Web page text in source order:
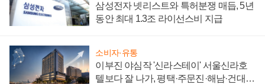
삼성전자 넷리스트와 특허분쟁 매듭, 5년
동안 최대 1.3조 라이선스비 지급
소비자·유통
이부진 야심작 '신라스테이' 서울신라호
텔보다 잘 나가, 평택·주문진·해남·건대로